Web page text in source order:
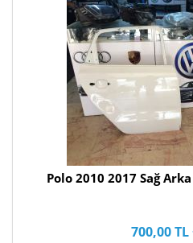
Polo 2010 2017 Sağ
700,00 TL